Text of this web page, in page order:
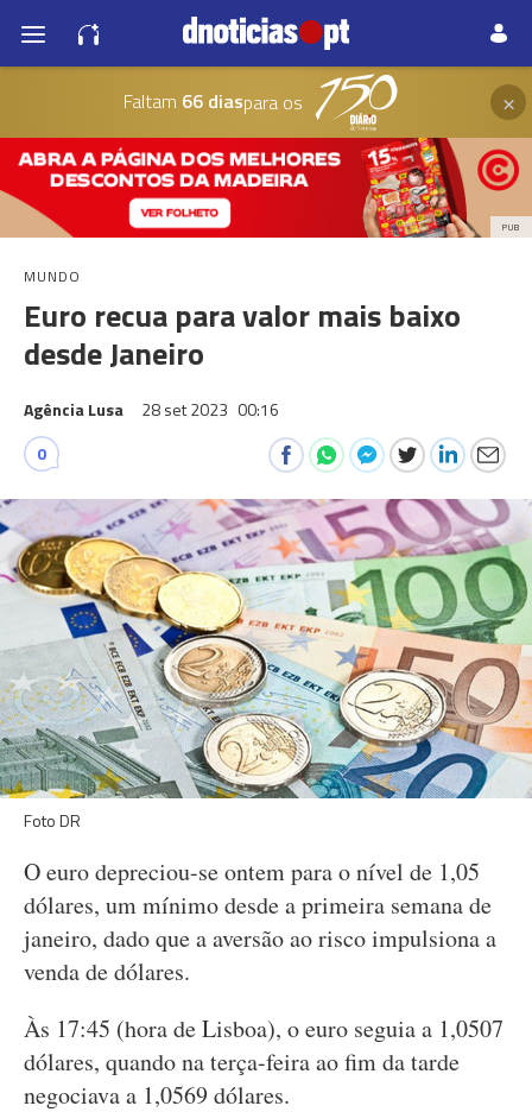
Faltam 66 diaspara os ×
PUB
MUNDO
Euro recua para valor mais baixo
desde Janeiro
Agência Lusa 28 set 2023 00:16
0
Foto DR
O euro depreciou-se ontem para o nível de 1,05
dólares, um mínimo desde a primeira semana de
janeiro, dado que a aversão ao risco impulsiona a
venda de dólares.
Às 17:45 (hora de Lisboa), o euro seguia a 1,0507
dólares, quando na terça-feira ao fim da tarde
negociava a 1,0569 dólares.